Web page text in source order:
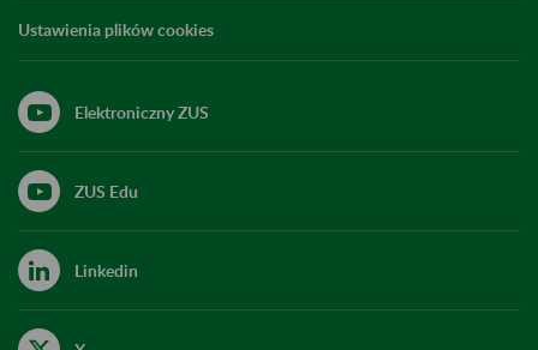
Ustawienia plików cookies
Elektroniczny ZUS
ZUS Edu
Linkedin